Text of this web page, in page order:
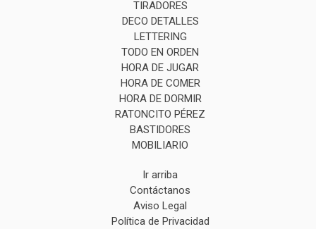
TIRADORES
DECO DETALLES
LETTERING
TODO EN ORDEN
HORA DE JUGAR
HORA DE COMER
HORA DE DORMIR
RATONCITO PÉREZ
BASTIDORES
MOBILIARIO
Ir arriba
Contáctanos
Aviso Legal
Política de Privacidad